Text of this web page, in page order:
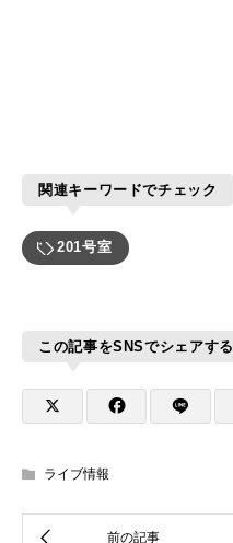
関連キーワードでチェック
201号室
この記事をSNSでシェアする
ライブ情報